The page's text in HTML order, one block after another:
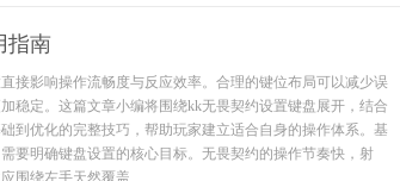
指南
接影响操作流畅度与反应效率。合理的键位布局可以减少误
稳定。这篇文章小编将围绕kk无畏契约设置键盘展开，结合
到优化的完整技巧，帮助玩家建立适合自身的操作体系。基
要明确键盘设置的核心目标。无畏契约的操作节奏快，射
围绕左手天然覆盖...